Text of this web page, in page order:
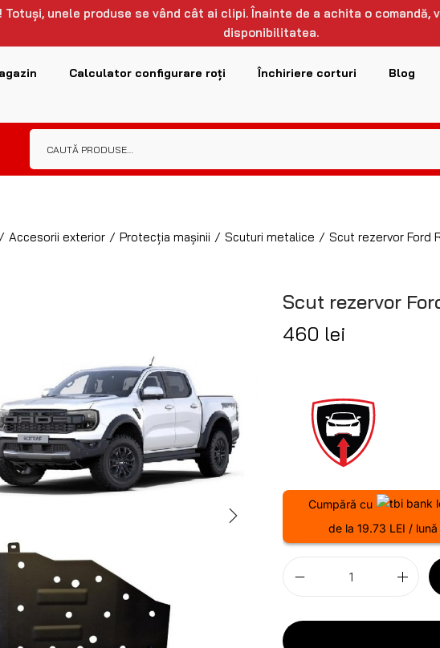
unele produse se vând cât ai clipi. Înainte de a achita o comandă,
disponibilitatea.
Calculator configurare roți Închiriere corturi Blog
/ Accesorii exterior / Protecția mașinii / Scuturi metalice / Scut rezervor Ford
Scut rezervor
460 lei
Cumpără cu
de la 19.73 LEI / lună